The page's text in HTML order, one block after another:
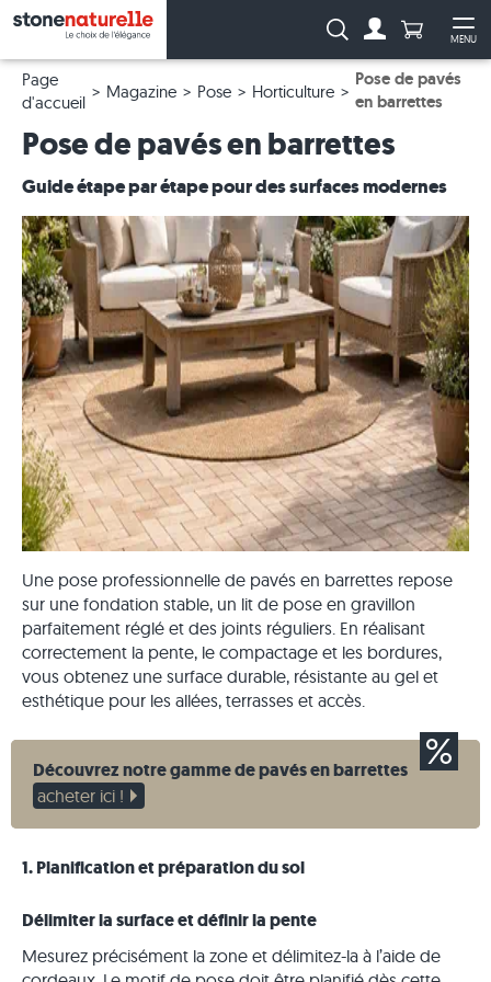
MENU
Recherche :Anzahl
Page
d'accueil
Magazine Pose Horticulture
Pose de pavés
en barrettes
Pose de pavés en barrettes
Guide étape par étape pour des surfaces modernes
Une pose professionnelle de pavés en barrettes repose
sur une fondation stable, un lit de pose en gravillon
parfaitement réglé et des joints réguliers. En réalisant
correctement la pente, le compactage et les bordures,
vous obtenez une surface durable, résistante au gel et
esthétique pour les allées, terrasses et accès.
Découvrez notre gamme de pavés en barrettes
acheter ici !
1. Planification et préparation du sol
Délimiter la surface et définir la pente
Mesurez précisément la zone et délimitez-la à l’aide de